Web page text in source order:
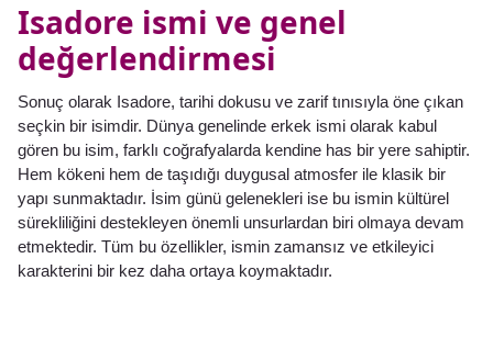
Isadore ismi ve genel
değerlendirmesi
Sonuç olarak Isadore, tarihi dokusu ve zarif tınısıyla öne çıkan
seçkin bir isimdir. Dünya genelinde erkek ismi olarak kabul
gören bu isim, farklı coğrafyalarda kendine has bir yere sahiptir.
Hem kökeni hem de taşıdığı duygusal atmosfer ile klasik bir
yapı sunmaktadır. İsim günü gelenekleri ise bu ismin kültürel
sürekliliğini destekleyen önemli unsurlardan biri olmaya devam
etmektedir. Tüm bu özellikler, ismin zamansız ve etkileyici
karakterini bir kez daha ortaya koymaktadır.